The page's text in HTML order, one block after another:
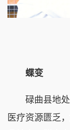
蝶变
碌曲县地处
医疗资源匮乏